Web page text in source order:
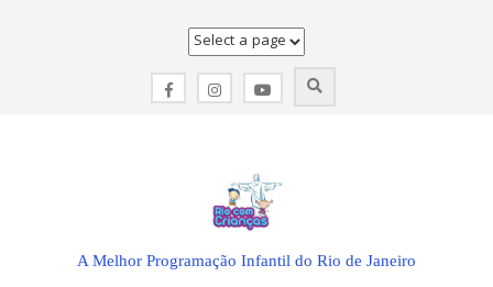
A Melhor Programação Infantil do Rio de Janeiro